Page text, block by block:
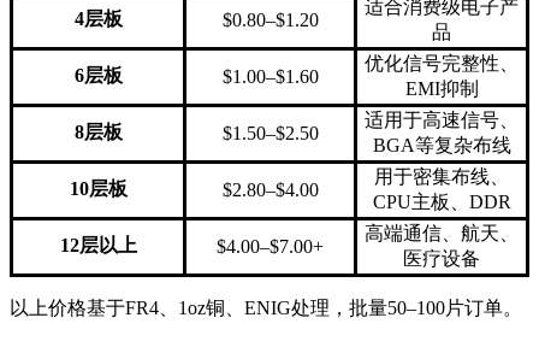
4层板 $0.80–$1.20
适合消费级电子产
品
6层板 $1.00–$1.60
优化信号完整性、
EMI抑制
8层板 $1.50–$2.50
适用于高速信号、
BGA等复杂布线
10层板 $2.80–$4.00
用于密集布线、
CPU主板、DDR
12层以上 $4.00–$7.00+
高端通信、航天、
医疗设备
以上价格基于FR4、1oz铜、ENIG处理，批量50–100片订单。